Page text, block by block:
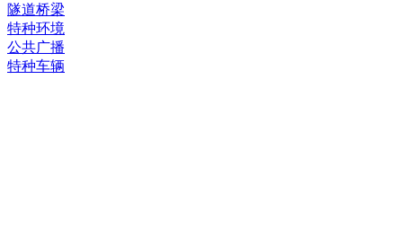
隧道桥梁
特种环境
公共广播
特种车辆